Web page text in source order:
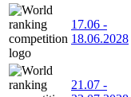
17.06 -
18.06.2028
21.07 -